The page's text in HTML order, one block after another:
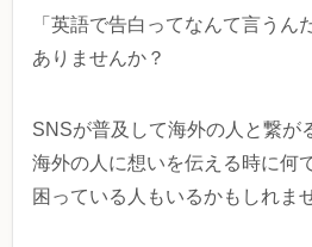
「英語で告白ってなんて言うん
ありませんか？
SNSが普及して海外の人と繋が
海外の人に想いを伝える時に何
困っている人もいるかもしれま